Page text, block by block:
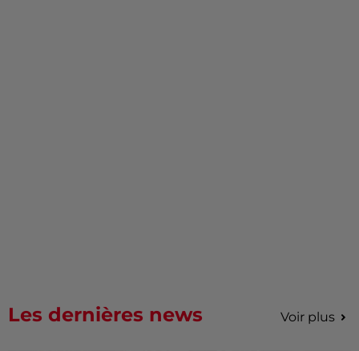
Les dernières news Voir plus